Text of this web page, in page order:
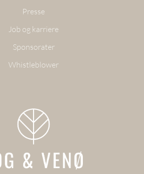
Presse
Job og karriere
Sponsorater
Whistleblower